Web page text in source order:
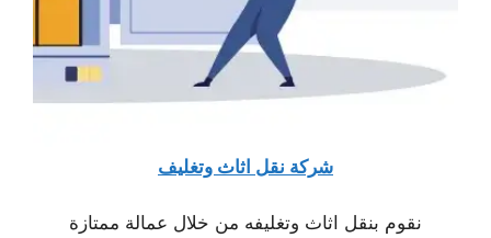
شركة نقل اثاث وتغليف
نقوم بنقل اثاث وتغليفه من خلال عمالة ممتازة